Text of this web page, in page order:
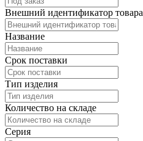
Внешний идентификатор товара
Название
Срок поставки
Тип изделия
Количество на складе
Серия